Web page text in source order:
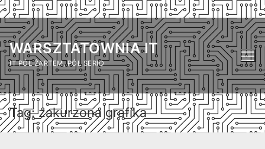
Przejdź
do
treści
WARSZTATOWNIA IT
IT PÓŁ ŻARTEM, PÓŁ SERIO
Tag:zakurzona grafika